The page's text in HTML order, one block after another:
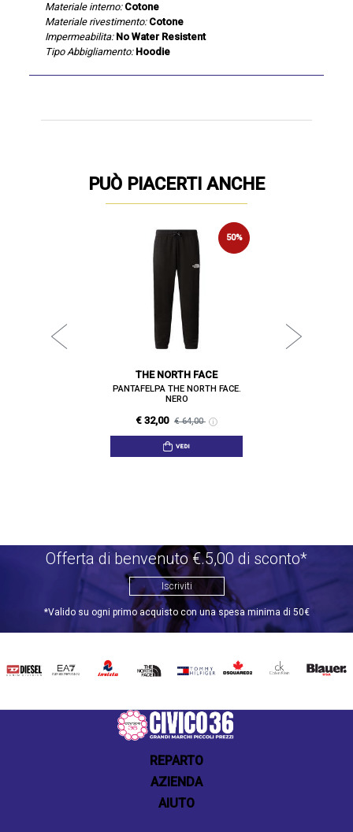
Materiale interno: Cotone
Materiale rivestimento: Cotone
Impermeabilita: No Water Resistent
Tipo Abbigliamento: Hoodie
PUÒ PIACERTI ANCHE
50%
THE NORTH FACE
PANTAFELPA THE NORTH FACE.
NERO
€ 32,00 € 64,00
VEDI
Offerta di benvenuto €.5,00 di sconto*
Iscriviti
*Valido su ogni primo acquisto con una spesa minima di 50€
DIESEL EA7 INVICTATHE
TOMMY
DSQUARED2
CALVIN BLAUER
REPARTO
AZIENDA
AIUTO